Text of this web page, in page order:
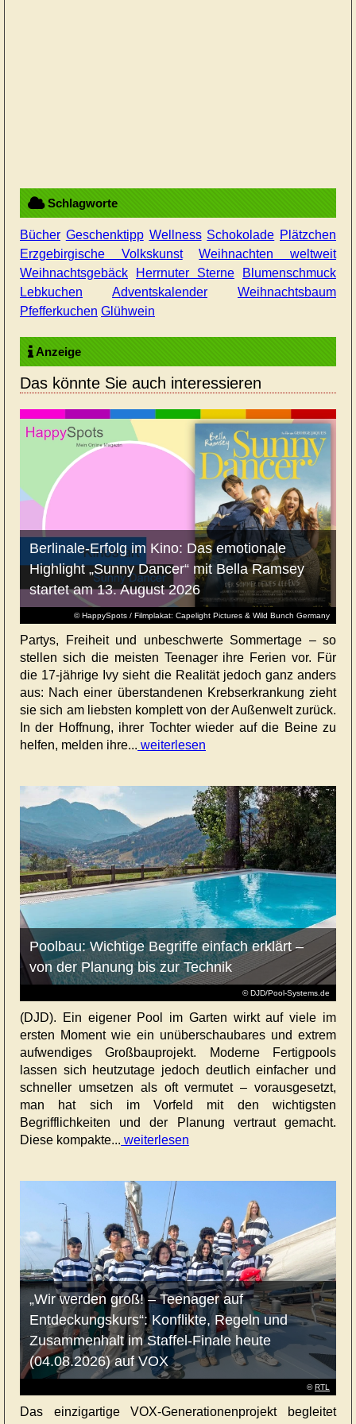
Schlagworte
Bücher Geschenktipp Wellness Schokolade Plätzchen
Erzgebirgische Volkskunst
Weihnachten weltweit
Weihnachtsgebäck
Herrnuter Sterne
Blumenschmuck
Lebkuchen
Adventskalender
Weihnachtsbaum
Pfefferkuchen Glühwein
Anzeige
Das könnte Sie auch interessieren
© HappySpots / Filmplakat: Capelight Pictures & Wild Bunch Germany
Berlinale-Erfolg im Kino: Das emotionale
Highlight „Sunny Dancer“ mit Bella Ramsey
startet am 13. August 2026
Partys, Freiheit und unbeschwerte Sommertage – so
stellen sich die meisten Teenager ihre Ferien vor. Für
die 17-jährige Ivy sieht die Realität jedoch ganz anders
aus: Nach einer überstandenen Krebserkrankung zieht
sie sich am liebsten komplett von der Außenwelt zurück.
In der Hoffnung, ihrer Tochter wieder auf die Beine zu
helfen, melden ihre... weiterlesen
© DJD/Pool-Systems.de
Poolbau: Wichtige Begriffe einfach erklärt –
von der Planung bis zur Technik
(DJD). Ein eigener Pool im Garten wirkt auf viele im
ersten Moment wie ein unüberschaubares und extrem
aufwendiges Großbauprojekt. Moderne Fertigpools
lassen sich heutzutage jedoch deutlich einfacher und
schneller umsetzen als oft vermutet – vorausgesetzt,
man hat sich im Vorfeld mit den wichtigsten
Begrifflichkeiten und der Planung vertraut gemacht.
Diese kompakte... weiterlesen
©RTL
„Wir werden groß! – Teenager auf
Entdeckungskurs“: Konflikte, Regeln und
Zusammenhalt im Staffel-Finale heute
(04.08.2026) auf VOX
Das einzigartige VOX-Generationenprojekt begleitet